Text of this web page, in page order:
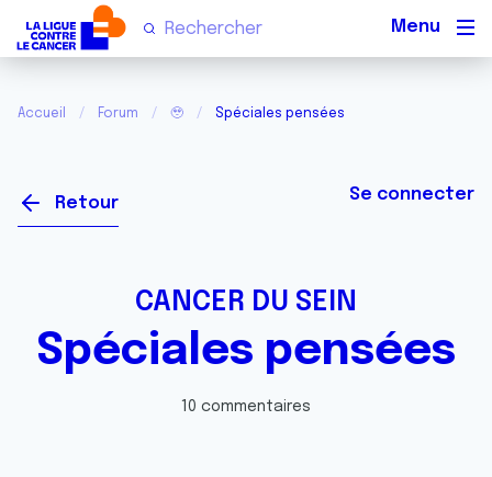
Accueil Forum 🥹 Spéciales pensées
Retour Se connecter
CANCER DU SEIN
Spéciales pensées
10 commentaires